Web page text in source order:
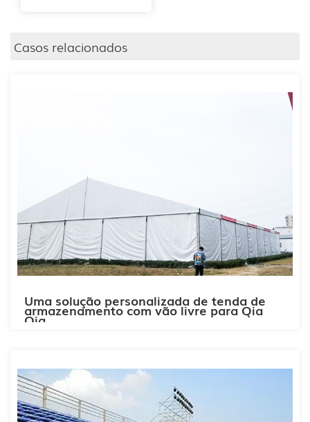
Casos relacionados
Uma solução personalizada de tenda de
armazenamento com vão livre para Qia
Qia